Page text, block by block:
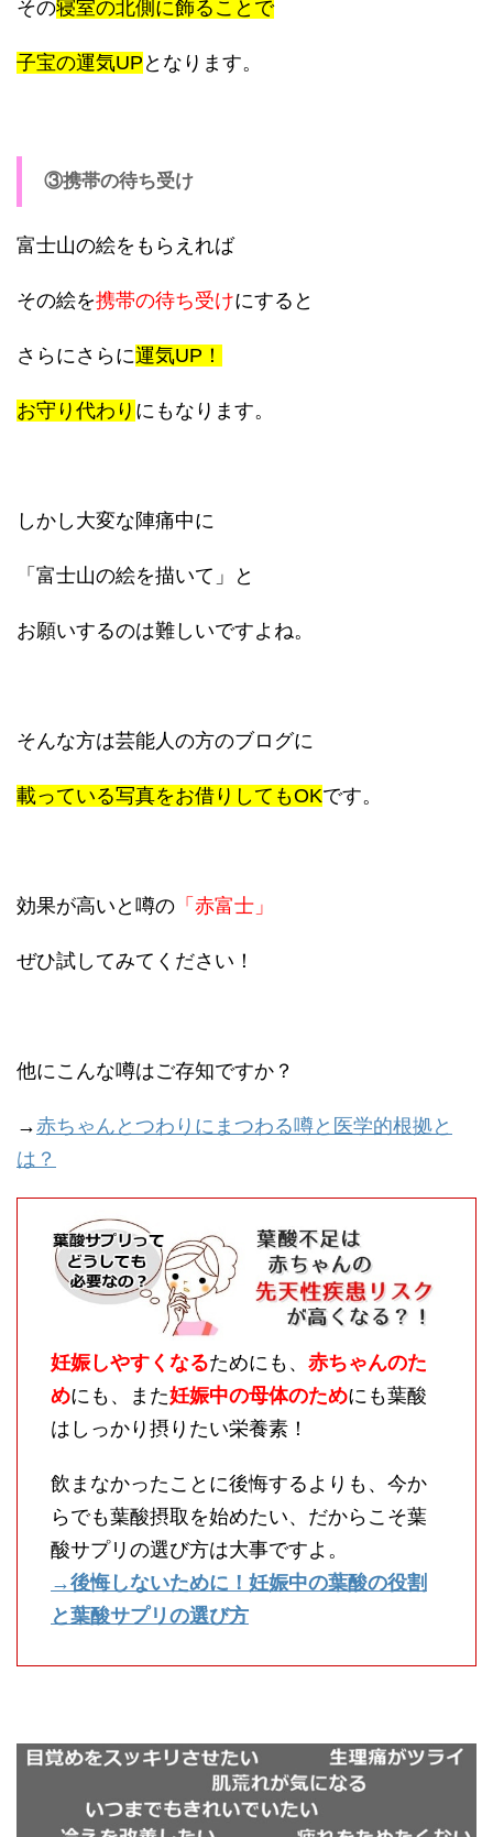
その寝室の北側に飾ることで
子宝の運気UP となります。
③携帯の待ち受け
富士山の絵をもらえれば
その絵を携帯の待ち受けにすると
さらにさらに運気UP！
お守り代わり にもなります。
しかし大変な陣痛中に
「富士山の絵を描いて」と
お願いするのは難しいですよね。
そんな方は芸能人の方のブログに
載っている写真をお借りしてもOKです。
効果が高いと噂の 「赤富士」
ぜひ試してみてください！
他にこんな噂はご存知ですか？
→赤ちゃんとつわりにまつわる噂と医学的根拠と
は？
妊娠しやすくなるためにも、 赤ちゃんのた
めにも、また妊娠中の母体のためにも葉酸
はしっかり摂りたい栄養素！
飲まなかったことに後悔するよりも、今か
らでも葉酸摂取を始めたい、だからこそ葉
酸サプリの選び方は大事ですよ。
→後悔しないために！妊娠中の葉酸の役割
と葉酸サプリの選び方